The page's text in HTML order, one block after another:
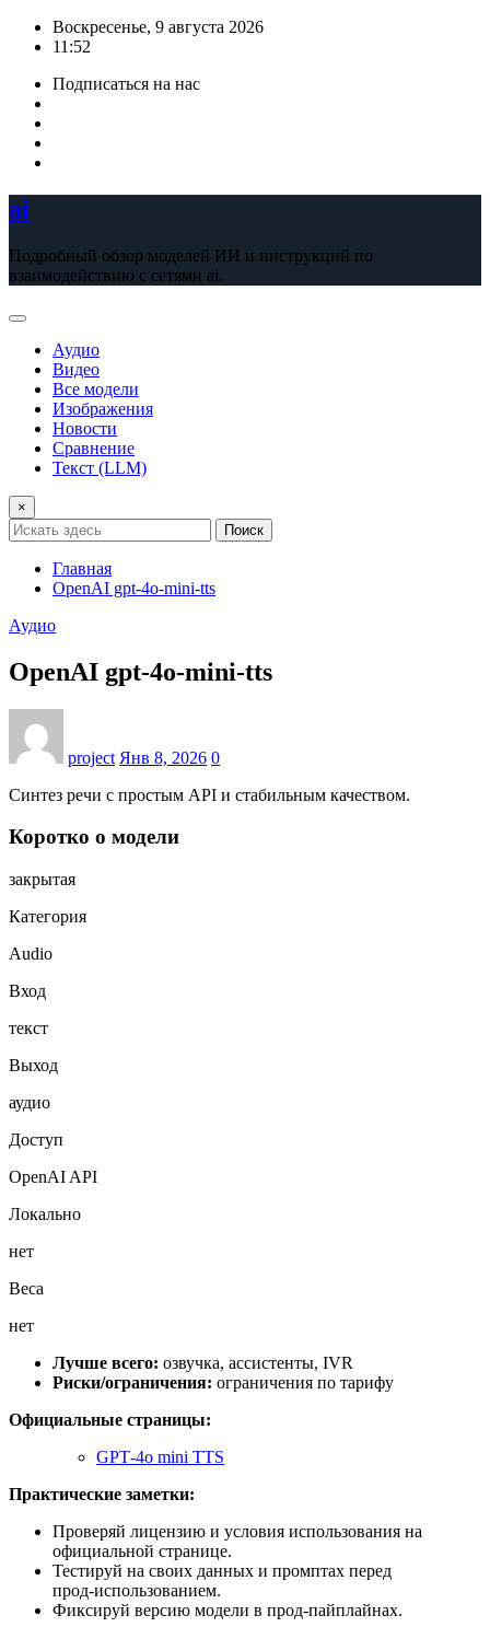
ПерейтиВоскресенье, 9 августа 2026
11:52
Подписаться на нас
ai
Подробный обзор моделей ИИ и инструкций по
взаимодействию с сетями ai.
Аудио
Видео
Все модели
Изображения
Новости
Сравнение
Текст (LLM)
×
Поиск
Главная
OpenAI gpt‑4o‑mini‑tts
Аудио
OpenAI gpt‑4o‑mini‑tts
project Янв 8, 2026 0
Синтез речи с простым API и стабильным качеством.
Коротко о модели
закрытая
Категория
Audio
Вход
текст
Выход
аудио
Доступ
OpenAI API
Локально
нет
Веса
нет
Лучше всего: озвучка, ассистенты, IVR
Риски/ограничения: ограничения по тарифу
Официальные страницы:
GPT‑4o mini TTS
Практические заметки:
Проверяй лицензию и условия использования на
официальной странице.
Тестируй на своих данных и промптах перед
прод‑использованием.
Фиксируй версию модели в прод‑пайплайнах.